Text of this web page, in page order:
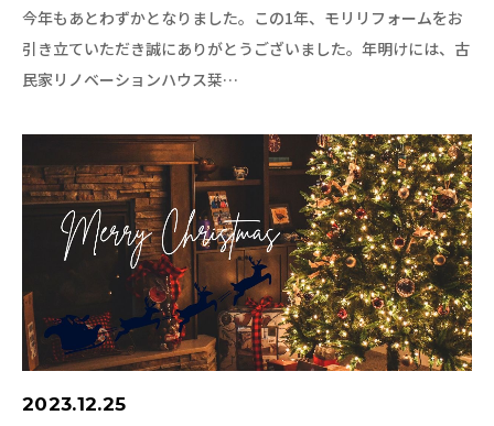
今年もあとわずかとなりました。この1年、モリリフォームをお
引き立ていただき誠にありがとうございました。年明けには、古
民家リノベーションハウス栞…
2023.12.25